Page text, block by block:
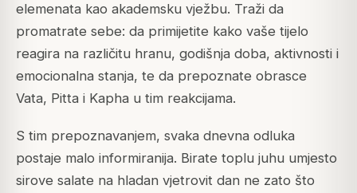
elemenata kao akademsku vježbu. Traži da
promatrate sebe: da primijetite kako vaše tijelo
reagira na različitu hranu, godišnja doba, aktivnosti i
emocionalna stanja, te da prepoznate obrasce
Vata, Pitta i Kapha u tim reakcijama.
S tim prepoznavanjem, svaka dnevna odluka
postaje malo informiranija. Birate toplu juhu umjesto
sirove salate na hladan vjetrovit dan ne zato što